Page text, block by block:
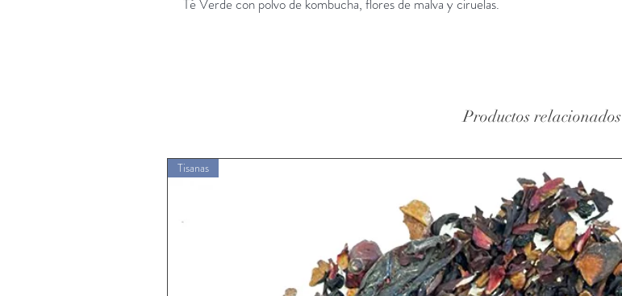
Té Verde con polvo de kombucha, flores de malva y ciruelas.
Productos relacionados
Tisanas